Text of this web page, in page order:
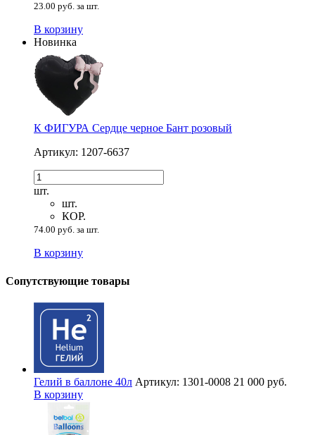
23.00 руб. за шт.
В корзину
Новинка
К ФИГУРА Сердце черное Бант розовый
Артикул: 1207-6637
шт.
шт.
КОР.
74.00 руб. за шт.
В корзину
Сопутствующие товары
Гелий в баллоне 40л Артикул: 1301-0008 21 000 руб.
В корзину